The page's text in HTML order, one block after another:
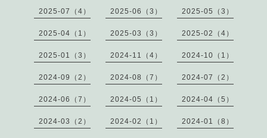
2025-07（4） 2025-06（3） 2025-05（3）
2025-04（1） 2025-03（3） 2025-02（4）
2025-01（3） 2024-11（4） 2024-10（1）
2024-09（2） 2024-08（7） 2024-07（2）
2024-06（7） 2024-05（1） 2024-04（5）
2024-03（2） 2024-02（1） 2024-01（8）